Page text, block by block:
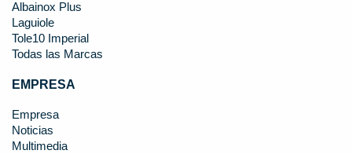
Albainox Plus
Laguiole
Tole10 Imperial
Todas las Marcas
EMPRESA
Empresa
Noticias
Multimedia